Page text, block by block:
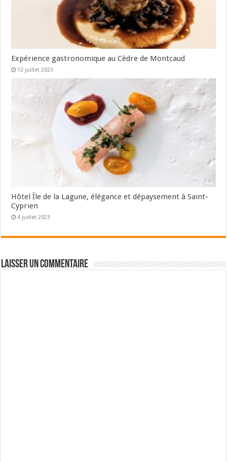
Expérience gastronomique au Cèdre de Montcaud
12 juillet 2023
Hôtel Île de la Lagune, élégance et dépaysement à Saint-
Cyprien
4 juillet 2023
Laisser un commentaire